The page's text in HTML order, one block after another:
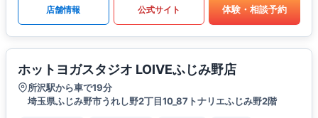
店舗情報 公式サイト 体験・相談予約
ホットヨガスタジオ LOIVEふじみ野店
所沢駅から車で19分
埼玉県ふじみ野市うれし野2丁目10_87トナリエふじみ野2階